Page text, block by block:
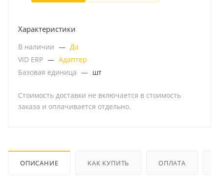
Характеристики
В наличии — Да
VID ERP — Адаптер
Базовая единица — шт
Стоимость доставки не включается в стоимость
заказа и оплачивается отдельно.
ОПИСАНИЕ КАК КУПИТЬ ОПЛАТА